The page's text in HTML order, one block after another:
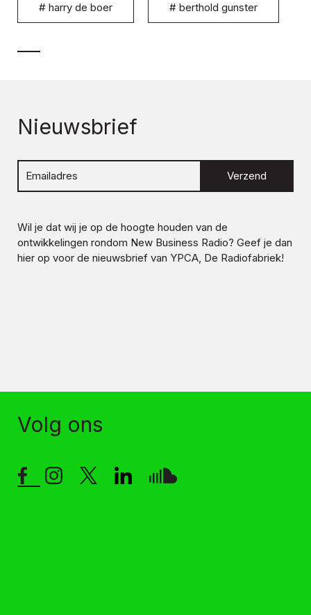
# harry de boer # berthold gunster
Nieuwsbrief
Verzend
Wil je dat wij je op de hoogte houden van de
ontwikkelingen rondom New Business Radio? Geef je dan
hier op voor de nieuwsbrief van YPCA, De Radiofabriek!
Volg ons